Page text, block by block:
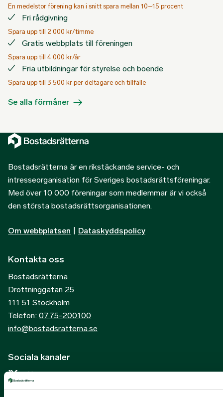
En medelstor förening kan i snitt spara mellan 10–15 procent
Fri rådgivning
Spara upp till 2 000 kr/timme
Gratis webbplats till föreningen
Spara upp till 4 000 kr/år
Fria utbildningar för styrelse och boende
Spara upp till 3 500 kr per deltagare och tillfälle
Se alla förmåner
Bostadsrätterna är en rikstäckande service- och
intresseorganisation för Sveriges bostadsrättsföreningar.
Med över 10 000 föreningar som medlemmar är vi också
den största bostadsrättsorganisationen.
Om webbplatsen Dataskyddspolicy
Kontakta oss
Bostadsrätterna
Drottninggatan 25
111 51 Stockholm
Telefon: 0775-200100
info@bostadsratterna.se
Sociala kanaler
X
Facebook